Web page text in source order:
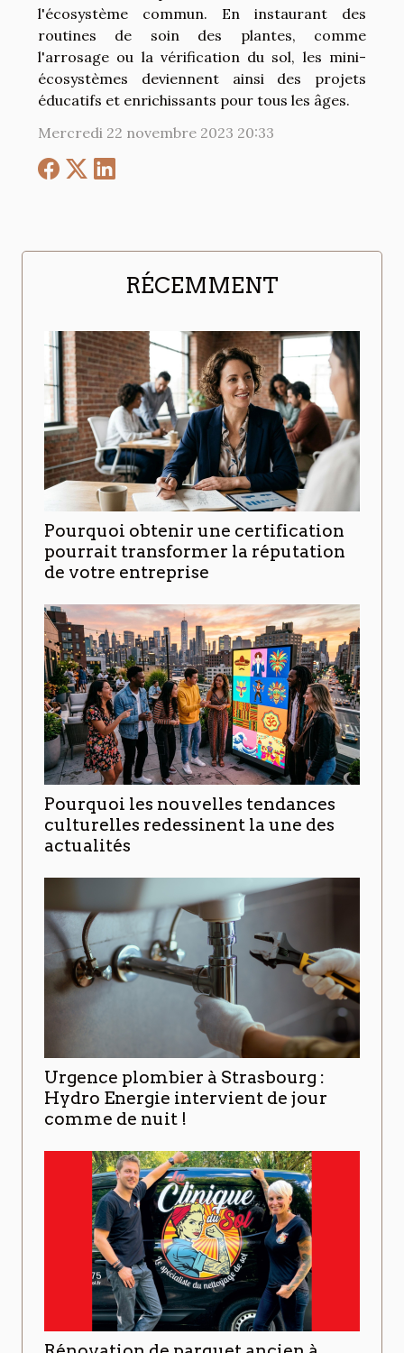
l'écosystème commun. En instaurant des
routines de soin des plantes, comme
l'arrosage ou la vérification du sol, les mini-
écosystèmes deviennent ainsi des projets
éducatifs et enrichissants pour tous les âges.
Mercredi 22 novembre 2023 20:33
RÉCEMMENT
Pourquoi obtenir une certification
pourrait transformer la réputation
de votre entreprise
Pourquoi les nouvelles tendances
culturelles redessinent la une des
actualités
Urgence plombier à Strasbourg :
Hydro Energie intervient de jour
comme de nuit !